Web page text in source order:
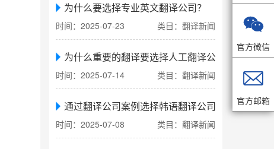
为什么要选择专业英文翻译公司？
时间：2025-07-23 类目：翻译新闻
为什么重要的翻译要选择人工翻译公司
时间：2025-07-14 类目：翻译新闻
通过翻译公司案例选择韩语翻译公司
时间：2025-07-08 类目：翻译新闻

官方微信

官方邮箱